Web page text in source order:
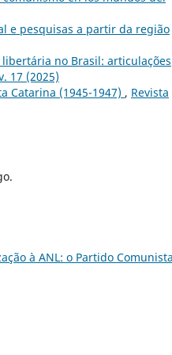
e pesquisas a partir da região
no Brasil: articulações
17 (2025)
Catarina (1945-1947) , Revista
à ANL: o Partido